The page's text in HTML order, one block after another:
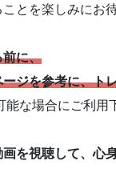
とを楽しみにお
前に、
ージを参考に、ト
な場合にご利用
を視聴して、心